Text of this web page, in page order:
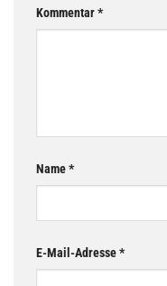
Kommentar*
Name*
E-Mail-Adresse*